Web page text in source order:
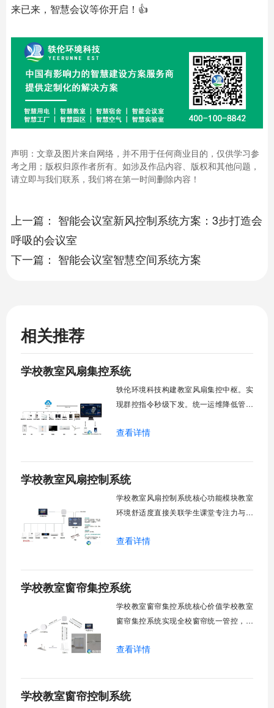
来已来，智慧会议等你开启！👍
声明：文章及图片来自网络，并不用于任何商业目的，仅供学习参
考之用；版权归原作者所有。如涉及作品内容、版权和其他问题，
请立即与我们联系，我们将在第一时间删除内容！
上一篇： 智能会议室新风控制系统方案：3步打造会
呼吸的会议室
下一篇： 智能会议室智慧空间系统方案
相关推荐
学校教室风扇集控系统
轶伦环境科技构建教室风扇集控中枢。实
现群控指令秒级下发。统一运维降低管理
巡检盲区。保障教学环境温湿度适宜。数
块清单：远程集中控制。智能定时调度。
环境自适应调节。能耗监测统计。故障预
查看详情
学校教室风扇控制系统
学校教室风扇控制系统核心功能模块教室
环境舒适度直接关联学生课堂专注力与学
领域，打造教室风扇控制系统，实现温度
分组联动、安全防护六大模块一体化运
行，为学校提供精细化风扇管理方案。
查看详情
学校教室窗帘集控系统
学校教室窗帘集控系统核心价值学校教室
窗帘集控系统实现全校窗帘统一管控，提
能化改造后，一键完成全校窗帘开合，节
生视力健康，营造舒适教学环境。节能减
排效果显著，延长窗帘使用寿命，降低学
查看详情
学校教室窗帘控制系统